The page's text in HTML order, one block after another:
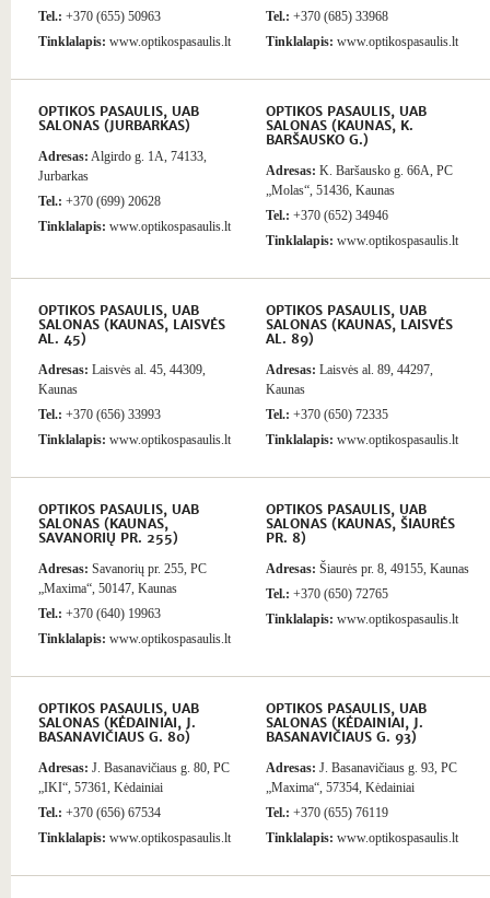
Tel.: +370 (655) 50963
Tinklalapis: www.optikospasaulis.lt
Tel.: +370 (685) 33968
Tinklalapis: www.optikospasaulis.lt
OPTIKOS PASAULIS, UAB
SALONAS (JURBARKAS)
Adresas: Algirdo g. 1A, 74133,
Jurbarkas
Tel.: +370 (699) 20628
Tinklalapis: www.optikospasaulis.lt
OPTIKOS PASAULIS, UAB
SALONAS (KAUNAS, K.
BARŠAUSKO G.)
Adresas: K. Baršausko g. 66A, PC
„Molas“, 51436, Kaunas
Tel.: +370 (652) 34946
Tinklalapis: www.optikospasaulis.lt
OPTIKOS PASAULIS, UAB
SALONAS (KAUNAS, LAISVĖS
AL. 45)
Adresas: Laisvės al. 45, 44309,
Kaunas
Tel.: +370 (656) 33993
Tinklalapis: www.optikospasaulis.lt
OPTIKOS PASAULIS, UAB
SALONAS (KAUNAS, LAISVĖS
AL. 89)
Adresas: Laisvės al. 89, 44297,
Kaunas
Tel.: +370 (650) 72335
Tinklalapis: www.optikospasaulis.lt
OPTIKOS PASAULIS, UAB
SALONAS (KAUNAS,
SAVANORIŲ PR. 255)
Adresas: Savanorių pr. 255, PC
„Maxima“, 50147, Kaunas
Tel.: +370 (640) 19963
Tinklalapis: www.optikospasaulis.lt
OPTIKOS PASAULIS, UAB
SALONAS (KAUNAS, ŠIAURĖS
PR. 8)
Adresas: Šiaurės pr. 8, 49155, Kaunas
Tel.: +370 (650) 72765
Tinklalapis: www.optikospasaulis.lt
OPTIKOS PASAULIS, UAB
SALONAS (KĖDAINIAI, J.
BASANAVIČIAUS G. 80)
Adresas: J. Basanavičiaus g. 80, PC
„IKI“, 57361, Kėdainiai
Tel.: +370 (656) 67534
Tinklalapis: www.optikospasaulis.lt
OPTIKOS PASAULIS, UAB
SALONAS (KĖDAINIAI, J.
BASANAVIČIAUS G. 93)
Adresas: J. Basanavičiaus g. 93, PC
„Maxima“, 57354, Kėdainiai
Tel.: +370 (655) 76119
Tinklalapis: www.optikospasaulis.lt